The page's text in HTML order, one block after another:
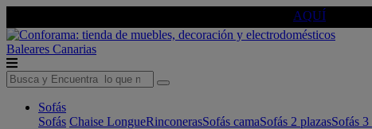
AQUÍ
Baleares Canarias
Sofás
Sofás Chaise LongueRinconerasSofás camaSofás 2 plazasSofás 3